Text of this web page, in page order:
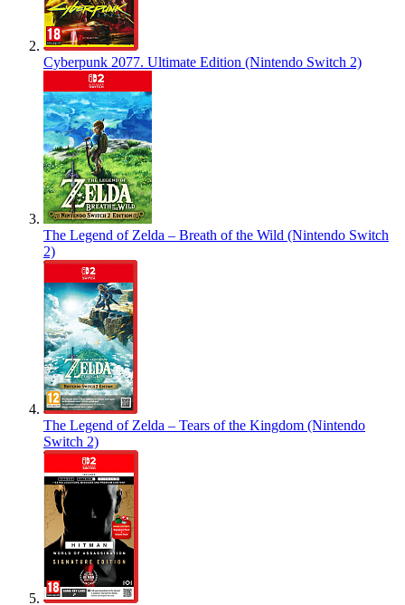
Cyberpunk 2077. Ultimate Edition (Nintendo Switch 2)
The Legend of Zelda – Breath of the Wild (Nintendo Switch
2)
The Legend of Zelda – Tears of the Kingdom (Nintendo
Switch 2)